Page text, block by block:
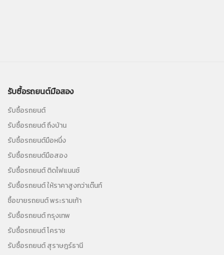
รับซื้อรถยนต์มือสอง
รับซื้อรถยนต์
รับซื้อรถยนต์ ถึงบ้าน
รับซื้อรถยนต์มือหนึ่ง
รับซื้อรถยนต์มือสอง
รับซื้อรถยนต์ ติดไฟแนนซ์
รับซื้อรถยนต์ ให้ราคาสูงกว่าเต๊นท์
ซื้อขายรถยนต์ พระรามเก้า
รับซื้อรถยนต์ กรุงเทพ
รับซื้อรถยนต์ โคราช
รับซื้อรถยนต์ สุราษฎร์ธานี